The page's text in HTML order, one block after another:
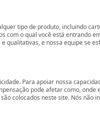
tipo de produto, incluindo
com o qual você está entrando
qualitativas, e nossa equipe se
Para apoiar nossa
pode afetar como,
colocados neste site. Nós não